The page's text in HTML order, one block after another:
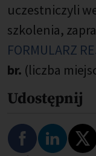
uczestniczyli
szkolenia,
FORMULARZ
br. (liczba
Udostępnij